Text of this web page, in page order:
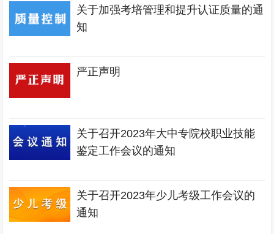
关于加强考培管理和提升认证质量的通
知
严正声明
关于召开2023年大中专院校职业技能
鉴定工作会议的通知
关于召开2023年少儿考级工作会议的
通知